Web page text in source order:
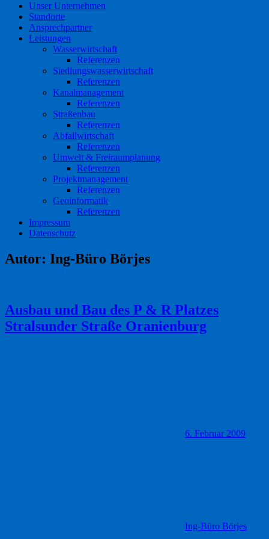
Unser Unternehmen
Standorte
Ansprechpartner
Leistungen
Wasserwirtschaft
Referenzen
Siedlungswasserwirtschaft
Referenzen
Kanalmanagement
Referenzen
Straßenbau
Referenzen
Abfallwirtschaft
Referenzen
Umwelt & Freiraumplanung
Referenzen
Projektmanagement
Referenzen
Geoinformatik
Referenzen
Impressum
Datenschutz
Autor: Ing-Büro Börjes
Ausbau und Bau des P & R Platzes
Stralsunder Straße Oranienburg
6. Februar 2009
Ing-Büro Börjes